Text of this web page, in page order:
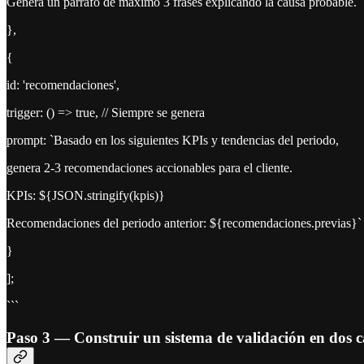
},
{
id: 'recomendaciones',
trigger: () => true, // Siempre se genera
prompt: `Basado en los siguientes KPIs y tendencias del periodo,
genera 2-3 recomendaciones accionables para el cliente.
KPIs: ${JSON.stringify(kpis)}
Recomendaciones del periodo anterior: ${recomendaciones.previas}`
}
];
```
Paso 3 — Construir un sistema de validación en dos